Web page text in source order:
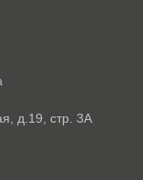
д.19, стр. 3А